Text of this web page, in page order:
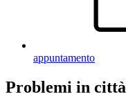
appuntamento
Problemi in città